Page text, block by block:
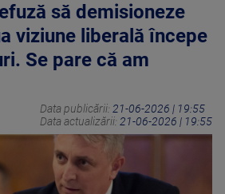
să demisioneze
viziune liberală începe
Se pare că am
Data publicării: 21-06-2026 | 19:55
Data actualizării: 21-06-2026 | 19:55